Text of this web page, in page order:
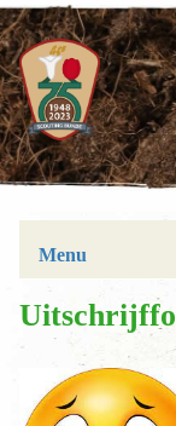
Menu